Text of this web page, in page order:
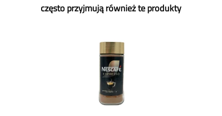
często przyjmują również te produkty